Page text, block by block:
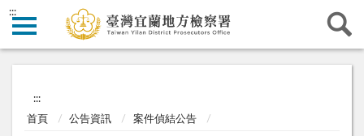
:::
:::
首頁 公告資訊 案件偵結公告